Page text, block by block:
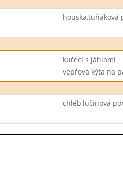
houska,tuňáková
kuřecí s jáhlami
vepřová kýta na
chléb,lučinová